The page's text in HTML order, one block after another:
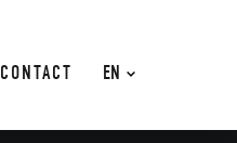
EN
CONTACT